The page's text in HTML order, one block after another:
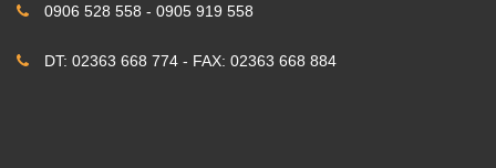
0906 528 558 - 0905 919 558
DT: 02363 668 774 - FAX: 02363 668 884